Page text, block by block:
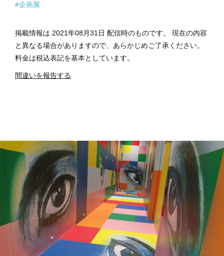
#企画展
掲載情報は 2021年08月31日 配信時のものです。 現在の内容
と異なる場合がありますので、あらかじめご了承ください。
料金は税込表記を基本としています。
間違いを報告する